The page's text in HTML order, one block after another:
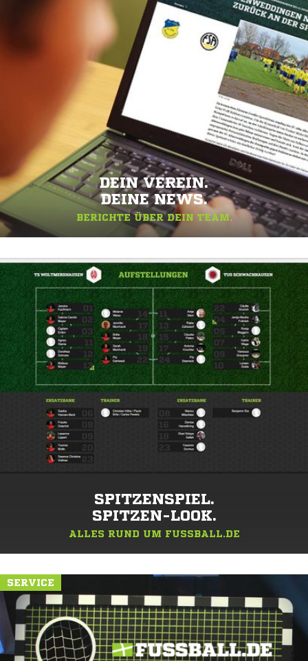
DEIN VEREIN.
DEINE NEWS.
BERICHTE ÜBER DEIN TEAM.
SPITZENSPIEL.
SPITZEN-LOOK.
ALLES RUND UM FUSSBALL.DE
SERVICE